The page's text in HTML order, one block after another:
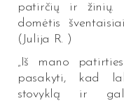
patirčių ir žinių.
domėtis
(Julija R. )
„Iš mano
pasakyti, kad
stovyklą ir